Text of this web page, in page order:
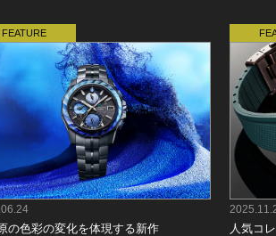
の色彩の変化を体現する新作
人気コ